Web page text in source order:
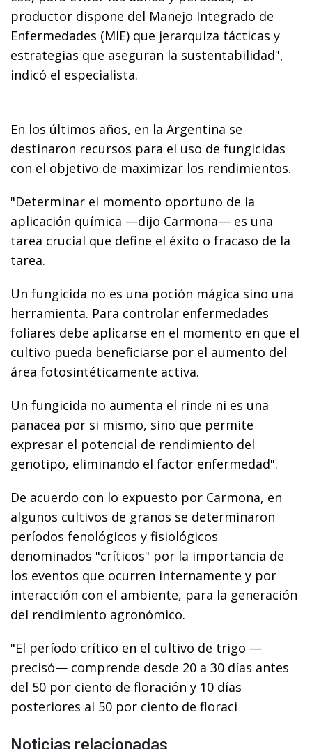
productor dispone del Manejo Integrado de
Enfermedades (MIE) que jerarquiza tácticas y
estrategias que aseguran la sustentabilidad",
indicó el especialista.
En los últimos años, en la Argentina se
destinaron recursos para el uso de fungicidas
con el objetivo de maximizar los rendimientos.
"Determinar el momento oportuno de la
aplicación química —dijo Carmona— es una
tarea crucial que define el éxito o fracaso de la
tarea.
Un fungicida no es una poción mágica sino una
herramienta. Para controlar enfermedades
foliares debe aplicarse en el momento en que el
cultivo pueda beneficiarse por el aumento del
área fotosintéticamente activa.
Un fungicida no aumenta el rinde ni es una
panacea por si mismo, sino que permite
expresar el potencial de rendimiento del
genotipo, eliminando el factor enfermedad".
De acuerdo con lo expuesto por Carmona, en
algunos cultivos de granos se determinaron
períodos fenológicos y fisiológicos
denominados "críticos" por la importancia de
los eventos que ocurren internamente y por
interacción con el ambiente, para la generación
del rendimiento agronómico.
"El período crítico en el cultivo de trigo —
precisó— comprende desde 20 a 30 días antes
del 50 por ciento de floración y 10 días
posteriores al 50 por ciento de floraci
Noticias relacionadas